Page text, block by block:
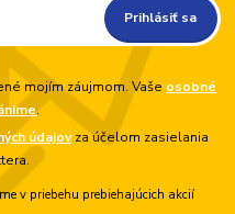
Prihlásiť sa
mojím záujmom. Vaše osobné
.
údajovza účelom zasielania
v priebehu prebiehajúcich akcií